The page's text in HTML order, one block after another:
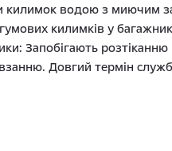
килимок водою з миючим
килимків у багажник:
Запобігають
Довгий термін